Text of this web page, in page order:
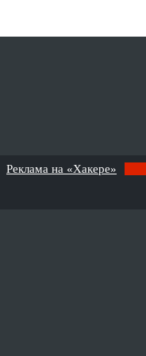
Реклама на «Хакере»